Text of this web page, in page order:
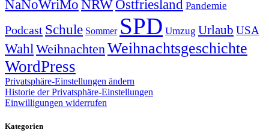
NaNoWriMo NRWOstfriesland Pandemie
Podcast Schule Sommer SPD Umzug Urlaub USA
Wahl Weihnachten Weihnachtsgeschichte
WordPress
Privatsphäre-Einstellungen ändern
Historie der Privatsphäre-Einstellungen
Einwilligungen widerrufen
Kategorien